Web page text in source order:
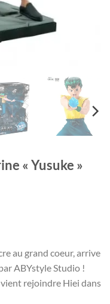
« Yusuke »
au grand coeur, arrive
ABYstyle Studio !
rejoindre Hiei dans